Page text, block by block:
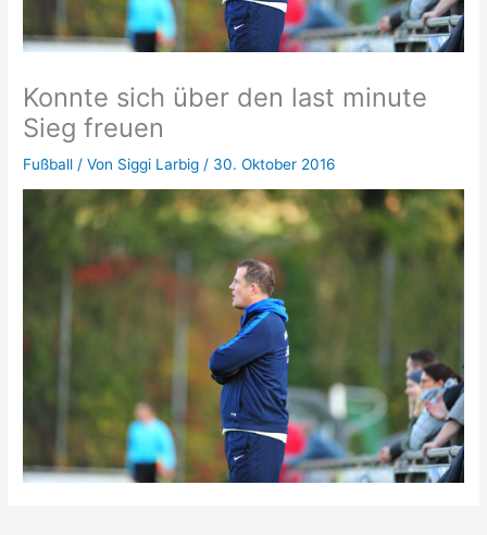
Konnte sich über den last minute
Sieg freuen
Fußball / Von Siggi Larbig / 30. Oktober 2016